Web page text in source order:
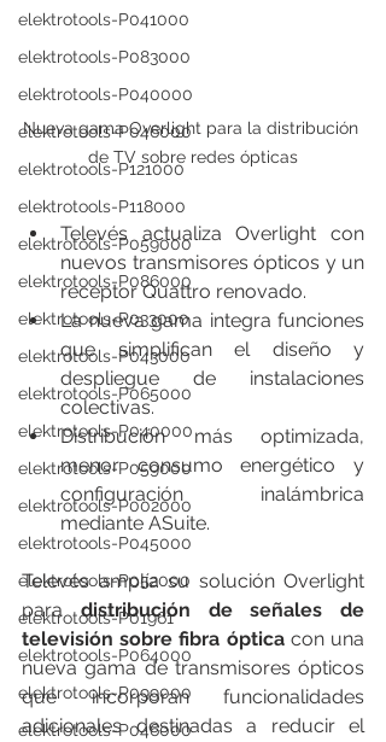
elektrotools-P041000
elektrotools-P083000
elektrotools-P040000
elektrotools-P046000
elektrotools-P121000
elektrotools-P118000
elektrotools-P059000
elektrotools-P086000
elektrotools-P033000
elektrotools-P043000
elektrotools-P065000
elektrotools-P040000
elektrotools-P059000
elektrotools-P002000
elektrotools-P045000
elektrotools-P052000
elektrotools-P01961
elektrotools-P064000
elektrotools-P099000
elektrotools-P046000
Nueva gama Overlight para la distribución
de TV sobre redes ópticas
Televés actualiza Overlight con
nuevos transmisores ópticos y un
receptor Quattro renovado.
La nueva gama integra funciones
que simplifican el diseño y
despliegue de instalaciones
colectivas.
Distribución más optimizada,
menor consumo energético y
configuración inalámbrica
mediante ASuite.
Televés amplía su solución Overlight
para distribución de señales de
televisión sobre fibra óptica con una
nueva gama de transmisores ópticos
que incorporan funcionalidades
adicionales destinadas a reducir el